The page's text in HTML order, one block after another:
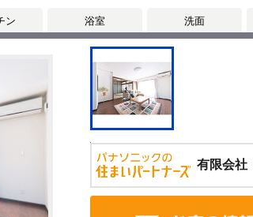
ン 浴室 洗面
有限会